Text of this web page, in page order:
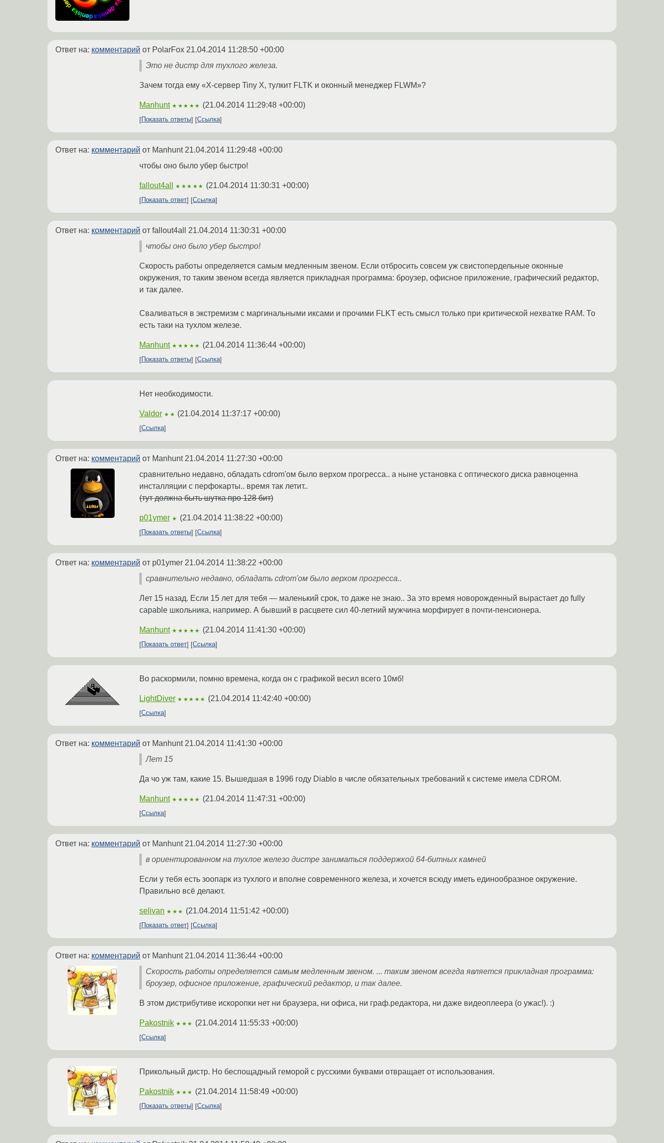
Ответ на: комментарий от PolarFox 21.04.2014 11:28:50 +00:00
Это не дистр для тухлого железа.
Зачем тогда ему «X-сервер Tiny X, тулкит FLTK и оконный менеджер FLWM»?
Manhunt ★★★★★ (21.04.2014 11:29:48 +00:00)
Показать ответы Ссылка
Ответ на: комментарий от Manhunt 21.04.2014 11:29:48 +00:00
чтобы оно было убер быстро!
fallout4all ★★★★★ (21.04.2014 11:30:31 +00:00)
Показать ответ Ссылка
Ответ на: комментарий от fallout4all 21.04.2014 11:30:31 +00:00
чтобы оно было убер быстро!
Скорость работы определяется самым медленным звеном. Если отбросить совсем уж свистопердельные оконные
окружения, то таким звеном всегда является прикладная программа: броузер, офисное приложение, графический редактор,
и так далее.
Сваливаться в экстремизм с маргинальными иксами и прочими FLKT есть смысл только при критической нехватке RAM. То
есть таки на тухлом железе.
Manhunt ★★★★★ (21.04.2014 11:36:44 +00:00)
Показать ответы Ссылка
Нет необходимости.
Valdor ★★ (21.04.2014 11:37:17 +00:00)
Ссылка
Ответ на: комментарий от Manhunt 21.04.2014 11:27:30 +00:00
сравнительно недавно, обладать cdrom'ом было верхом прогресса.. а ныне установка с оптического диска равноценна
инсталляции с перфокарты.. время так летит..
(тут должна быть шутка про 128 бит)
p01ymer ★ (21.04.2014 11:38:22 +00:00)
Показать ответы Ссылка
Ответ на: комментарий от p01ymer 21.04.2014 11:38:22 +00:00
сравнительно недавно, обладать cdrom'ом было верхом прогресса..
Лет 15 назад. Если 15 лет для тебя — маленький срок, то даже не знаю.. За это время новорожденный вырастает до fully
capable школьника, например. А бывший в расцвете сил 40-летний мужчина морфирует в почти-пенсионера.
Manhunt ★★★★★ (21.04.2014 11:41:30 +00:00)
Показать ответ Ссылка
Во раскормили, помню времена, когда он с графикой весил всего 10мб!
LightDiver ★★★★★ (21.04.2014 11:42:40 +00:00)
Ссылка
Ответ на: комментарий от Manhunt 21.04.2014 11:41:30 +00:00
Лет 15
Да чо уж там, какие 15. Вышедшая в 1996 году Diablo в числе обязательных требований к системе имела CDROM.
Manhunt ★★★★★ (21.04.2014 11:47:31 +00:00)
Ссылка
Ответ на: комментарий от Manhunt 21.04.2014 11:27:30 +00:00
в ориентированном на тухлое железо дистре заниматься поддержкой 64-битных камней
Если у тебя есть зоопарк из тухлого и вполне современного железа, и хочется всюду иметь единообразное окружение.
Правильно всё делают.
selivan ★★★ (21.04.2014 11:51:42 +00:00)
Показать ответ Ссылка
Ответ на: комментарий от Manhunt 21.04.2014 11:36:44 +00:00
Скорость работы определяется самым медленным звеном. ... таким звеном всегда является прикладная программа:
броузер, офисное приложение, графический редактор, и так далее.
В этом дистрибутиве искоропки нет ни браузера, ни офиса, ни граф.редактора, ни даже видеоплеера (о ужас!). :)
Pakostnik ★★★ (21.04.2014 11:55:33 +00:00)
Ссылка
Прикольный дистр. Но беспощадный геморой с русскими буквами отвращает от использования.
Pakostnik ★★★ (21.04.2014 11:58:49 +00:00)
Показать ответы Ссылка